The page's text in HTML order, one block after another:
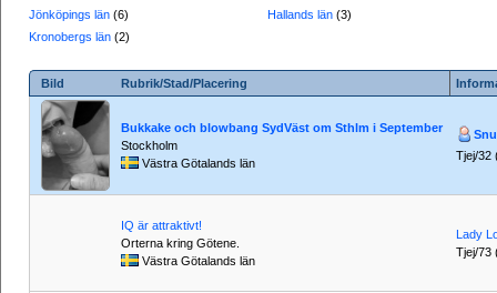
Jönköpings län (6)
Kronobergs län (2)
Hallands län (3)
Bild Rubrik/Stad/Placering
Bukkake och blowbang SydVäst om Sthlm i September
Stockholm
Västra Götalands län
Tjej/32
IQ är attraktivt!
Orterna kring Götene.
Västra Götalands län
Lady
Tjej/73